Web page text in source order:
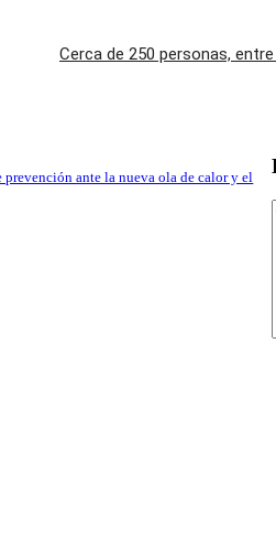
Cerca de 250 personas,
prevención ante la nueva ola de calor y el